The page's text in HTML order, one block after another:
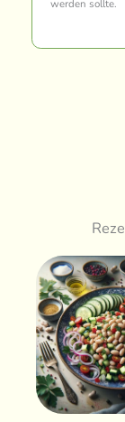
werden sollte.